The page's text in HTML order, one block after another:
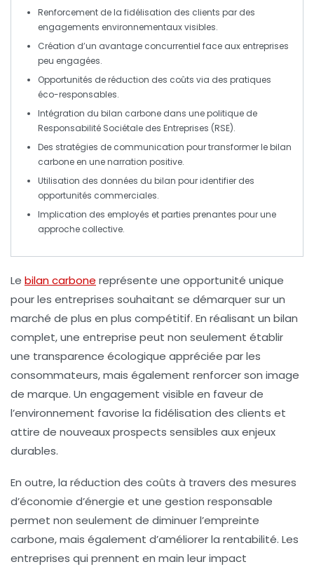
Renforcement de la fidélisation des clients par des
engagements environnementaux visibles.
Création d’un avantage concurrentiel face aux entreprises
peu engagées.
Opportunités deréduction des coûts via des pratiques
éco-responsables.
Intégration du bilan carbone dans une politique de
Responsabilité Sociétale des Entreprises (RSE).
Des stratégies de communication pour transformer le bilan
carbone en unenarration positive.
Utilisation des données du bilan pour identifier des
opportunités commerciales.
Implication des employés et parties prenantes pour une
approche collective.
Le bilan carbone représente une opportunité unique
pour les entreprises souhaitant se démarquer sur un
marché de plus en plus compétitif. En réalisant un bilan
complet, une entreprise peut non seulement établir
une transparence écologique appréciée par les
consommateurs, mais également renforcer son image
de marque. Un engagement visible en faveur de
l’environnement favorise la fidélisation des clients et
attire de nouveaux prospects sensibles aux enjeux
durables.
En outre, la réduction des coûts à travers des mesures
d’économie d’énergie et une gestion responsable
permet non seulement de diminuer l’empreinte
carbone, mais également d’améliorer la rentabilité. Les
entreprises qui prennent en main leur impact